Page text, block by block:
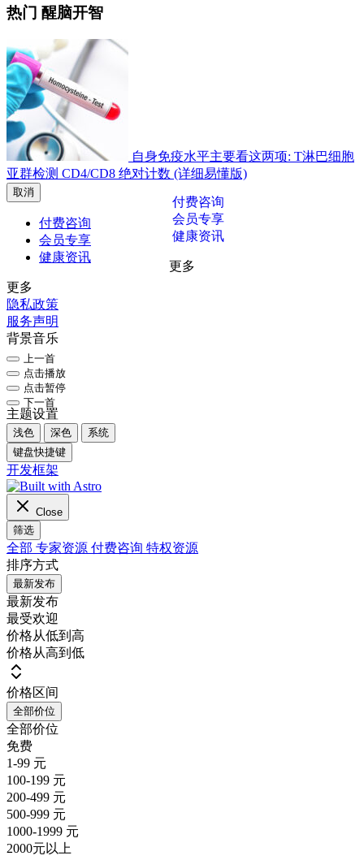
热门 醒脑开智
自身免疫水平主要看这两项: T淋巴细胞
亚群检测 CD4/CD8 绝对计数 (详细易懂版)
取消
付费咨询
付费咨询
会员专享
会员专享
健康资讯
健康资讯
更多
更多
隐私政策
服务声明
背景音乐
上一首
点击播放
点击暂停
下一首
主题设置
浅色 深色
系统
键盘快捷键
开发框架
Close
筛选
全部 专家资源 付费咨询 特权资源
排序方式
最新发布
最新发布
最受欢迎
价格从低到高
价格从高到低
价格区间
全部价位
全部价位
免费
1-99 元
100-199 元
200-499 元
500-999 元
1000-1999 元
2000元以上